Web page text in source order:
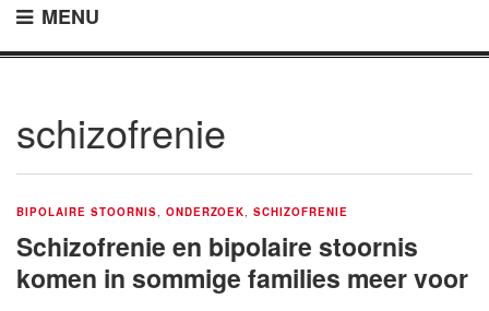
MENU
schizofrenie
BIPOLAIRE STOORNIS ONDERZOEK ,SCHIZOFRENIE
Schizofrenie en bipolaire stoornis
komen in sommige families meer voor